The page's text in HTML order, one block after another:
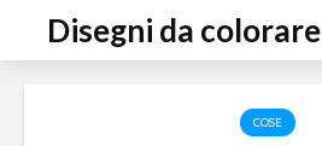
Disegni da colorare
COSE